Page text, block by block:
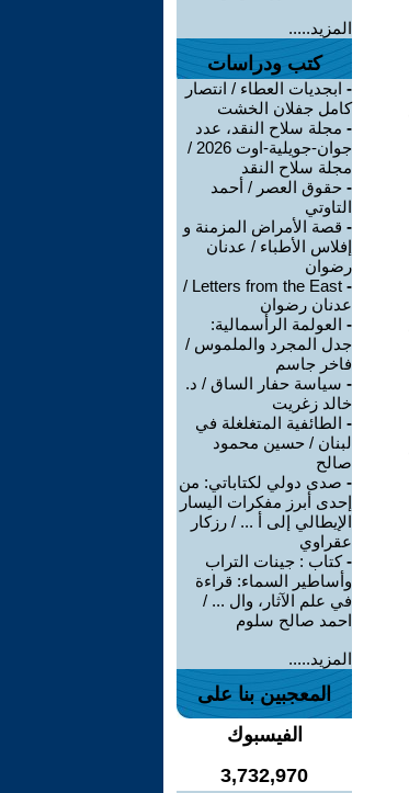
المزيد.....
كتب ودراسات
- ابجديات العطاء / انتصار
كامل جفلان الخشت
- مجلة سلاح النقد، عدد
جوان-جويلية-اوت 2026 /
مجلة سلاح النقد
- حقوق العصر / أحمد
التاوتي
- قصة الأمراض المزمنة و
إفلاس الأطباء / عدنان
رضوان
-
Letters from the East /
عدنان رضوان
- العولمة الرأسمالية:
جدل المجرد والملموس /
فاخر جاسم
- سياسة حفار الساق / د.
خالد زغريت
- الطائفية المتغلغلة في
لبنان / حسين محمود
صالح
- صدى دولي لكتاباتي: من
إحدى أبرز مفكرات اليسار
الإيطالي إلى أ ... / رزكار
عقراوي
-كتاب : جينات التراب
وأساطير السماء: قراءة
في علم الآثار، وال ... /
احمد صالح سلوم
المزيد.....
المعجبين بنا على
الفيسبوك
3,732,970